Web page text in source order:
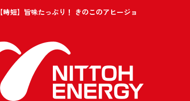
【時短】旨味たっぷり！ きのこのアヒージョ